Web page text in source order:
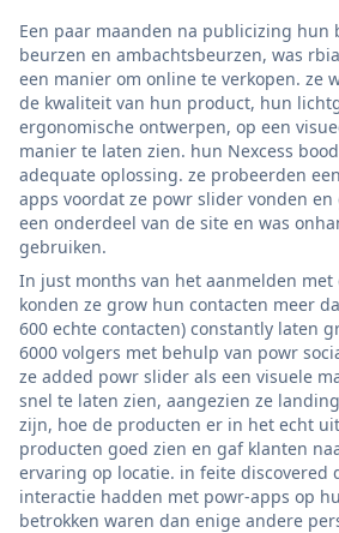
Een paar maanden na publicizing hun
beurzen en ambachtsbeurzen, was
een manier om online te verkopen. ze
de kwaliteit van hun product, hun
ergonomische ontwerpen, op een
manier te laten zien. hun Nexcess
adequate oplossing. ze probeerden
apps voordat ze powr slider vonden en
een onderdeel van de site en was
gebruiken.
In just months van het aanmelden
konden ze grow hun contacten meer
600 echte contacten) constantly laten
6000 volgers met behulp van powr
ze added powr slider als een visuele
snel te laten zien, aangezien ze
zijn, hoe de producten er in het echt
producten goed zien en gaf klanten
ervaring op locatie. in feite discovered
interactie hadden met powr-apps op
betrokken waren dan enige andere